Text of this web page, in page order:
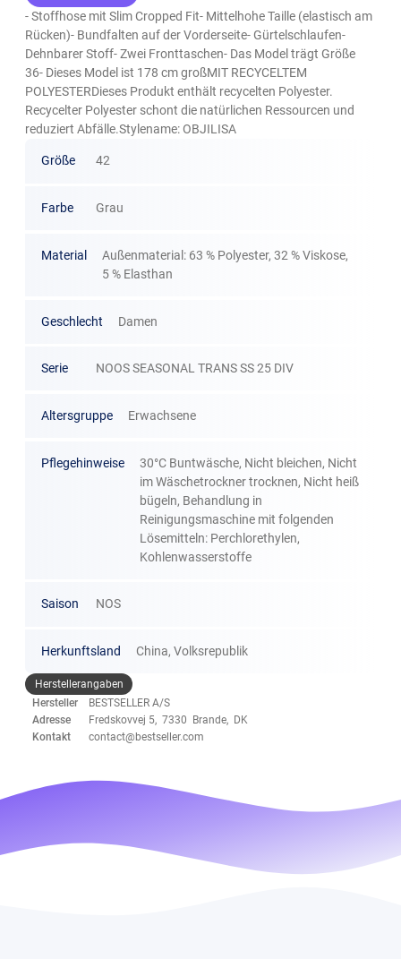
- Stoffhose mit Slim Cropped Fit- Mittelhohe Taille (elastisch am
Rücken)- Bundfalten auf der Vorderseite- Gürtelschlaufen-
Dehnbarer Stoff- Zwei Fronttaschen- Das Model trägt Größe
36- Dieses Model ist 178 cm großMIT RECYCELTEM
POLYESTERDieses Produkt enthält recycelten Polyester.
Recycelter Polyester schont die natürlichen Ressourcen und
reduziert Abfälle.Stylename: OBJILISA
Größe 42
Farbe Grau
Material
Außenmaterial: 63 % Polyester, 32 % Viskose,
5 % Elasthan
Geschlecht Damen
Serie NOOS SEASONAL TRANS SS 25 DIV
Altersgruppe Erwachsene
Pflegehinweise
30°C Buntwäsche, Nicht bleichen, Nicht
im Wäschetrockner trocknen, Nicht heiß
bügeln, Behandlung in
Reinigungsmaschine mit folgenden
Lösemitteln: Perchlorethylen,
Kohlenwasserstoffe
Saison NOS
Herkunftsland China, Volksrepublik
Herstellerangaben
Hersteller
BESTSELLER A/S
Adresse
Fredskovvej 5, 7330 Brande, DK
Kontakt
contact@bestseller.com